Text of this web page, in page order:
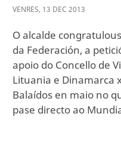
VENRES, 13 DEC 2013
O alcalde
da Federación, a
apoio do Concello de
Lituania e Dinamarca
Balaídos en maio no
pase directo ao